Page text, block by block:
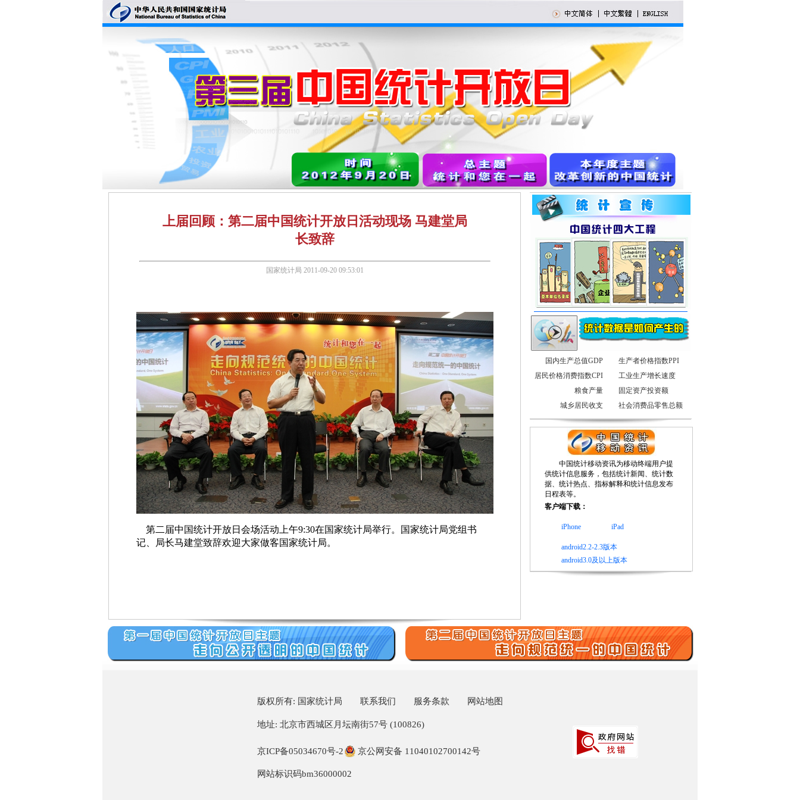
上届回顾：第二届中国统计开放日活动现场 马建堂局
长致辞
国家统计局 2011-09-20 09:53:01
第二届中国统计开放日会场活动上午9:30在国家统计局举行。国家统计局党组书
记、局长马建堂致辞欢迎大家做客国家统计局。
国内生产总值GDP
生产者价格指数PPI
居民价格消费指数CPI
工业生产增长速度
粮食产量
固定资产投资额
城乡居民收支
社会消费品零售总额
中国统计移动资讯为移动终端用户提
供统计信息服务，包括统计新闻、统计数
据、统计热点、指标解释和统计信息发布
日程表等。
客户端下载：
iPhone iPad
android2.2-2.3版本
android3.0及以上版本
版权所有: 国家统计局 联系我们 服务条款 网站地图
地址: 北京市西城区月坛南街57号 (100826)
京ICP备05034670号-2 京公网安备 11040102700142号
网站标识码bm36000002